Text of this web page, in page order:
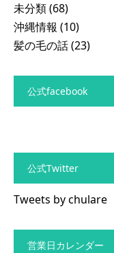
未分類(68)
沖縄情報 (10)
髪の毛の話(23)
公式facebook
公式Twitter
Tweets by chulare
営業日カレンダー